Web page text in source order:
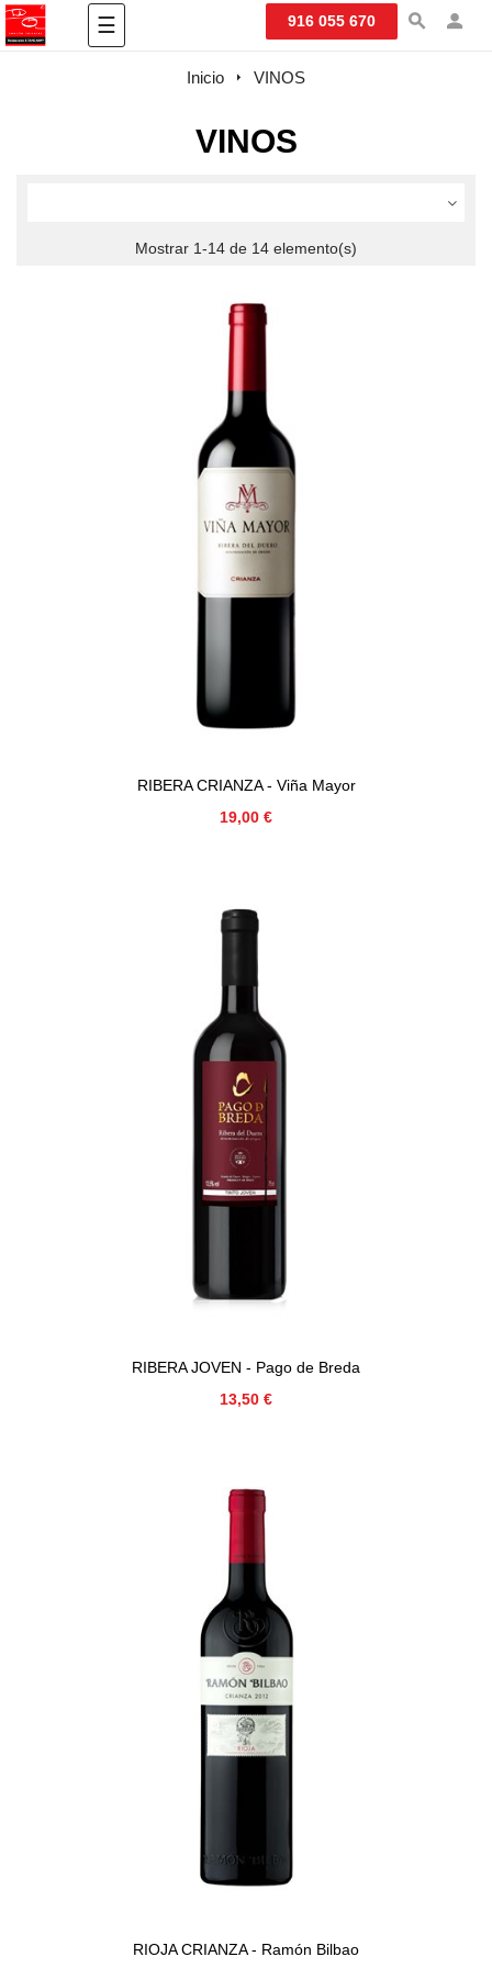
Navegación
de
☰ 916 055 670
Inicio VINOS
VINOS
Mostrar 1-14 de 14 elemento(s)
RIBERA CRIANZA - Viña Mayor
Precio
19,00 €
RIBERA JOVEN - Pago de Breda
Precio
13,50 €
RIOJA CRIANZA - Ramón Bilbao